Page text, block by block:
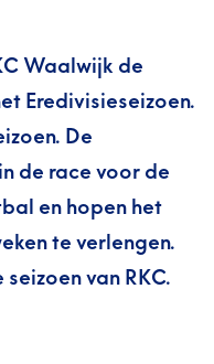
Waalwijk de
Eredivisieseizoen.
De
de race voor de
en hopen het
te verlengen.
van RKC.